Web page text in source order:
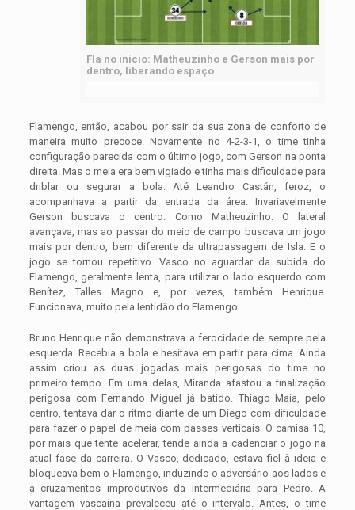
Fla no início: Matheuzinho e Gerson mais por
dentro, liberando espaço
Flamengo, então, acabou por sair da sua zona de conforto de
maneira muito precoce. Novamente no 4-2-3-1, o time tinha
configuração parecida com o último jogo, com Gerson na ponta
direita. Mas o meia era bem vigiado e tinha mais dificuldade para
driblar ou segurar a bola. Até Leandro Castán, feroz, o
acompanhava a partir da entrada da área. Invariavelmente
Gerson buscava o centro. Como Matheuzinho. O lateral
avançava, mas ao passar do meio de campo buscava um jogo
mais por dentro, bem diferente da ultrapassagem de Isla. E o
jogo se tornou repetitivo. Vasco no aguardar da subida do
Flamengo, geralmente lenta, para utilizar o lado esquerdo com
Benítez, Talles Magno e, por vezes, também Henrique.
Funcionava, muito pela lentidão do Flamengo.
Bruno Henrique não demonstrava a ferocidade de sempre pela
esquerda. Recebia a bola e hesitava em partir para cima. Ainda
assim criou as duas jogadas mais perigosas do time no
primeiro tempo. Em uma delas, Miranda afastou a finalização
perigosa com Fernando Miguel já batido. Thiago Maia, pelo
centro, tentava dar o ritmo diante de um Diego com dificuldade
para fazer o papel de meia com passes verticais. O camisa 10,
por mais que tente acelerar, tende ainda a cadenciar o jogo na
atual fase da carreira. O Vasco, dedicado, estava fiel à ideia e
bloqueava bem o Flamengo, induzindo o adversário aos lados e
a cruzamentos improdutivos da intermediária para Pedro. A
vantagem vascaína prevaleceu até o intervalo. Antes, o time